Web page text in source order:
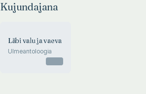
Kujundajana
Läbi valu ja vaeva
Ulmeantoloogia